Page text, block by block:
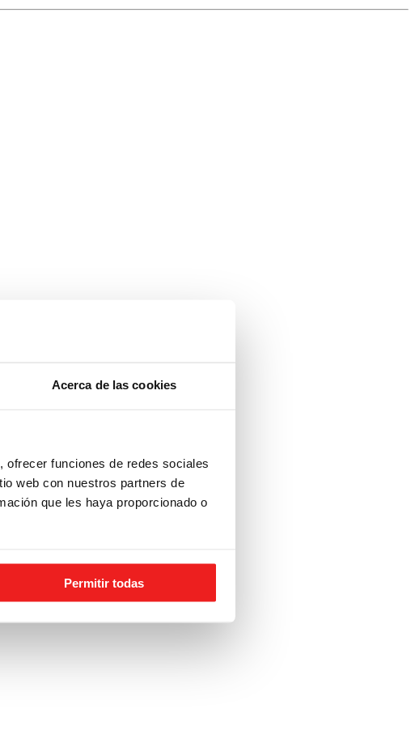
Acerca de las cookies
ofrecer funciones de redes sociales
web con nuestros partners de
que les haya proporcionado o
Permitir todas